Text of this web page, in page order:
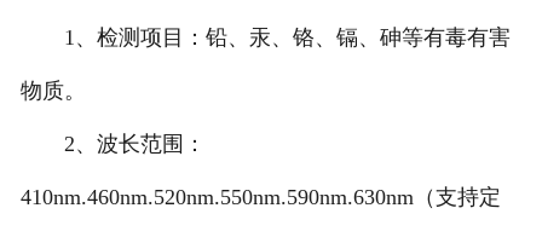
1、检测项目：铅、汞、铬、镉、砷等有毒有害
物质。
2、波长范围：
410nm.460nm.520nm.550nm.590nm.630nm（支持定